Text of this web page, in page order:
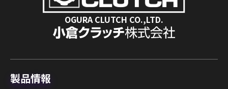
OGURA CLUTCH CO.,LTD.
製品情報